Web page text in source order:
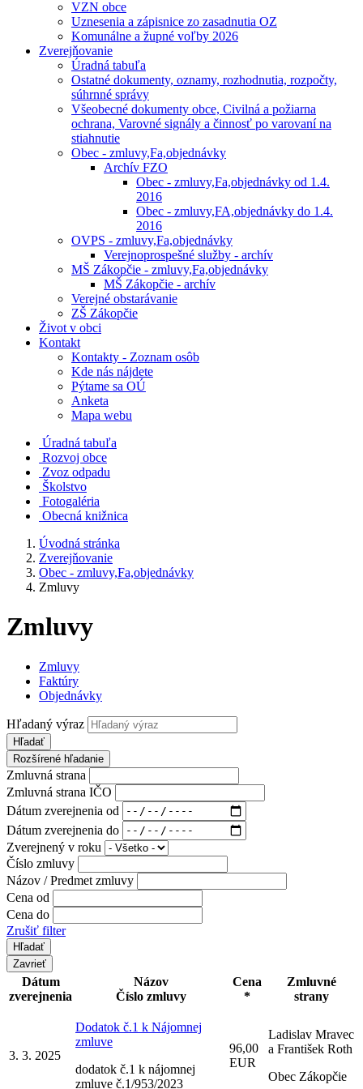
VZN obce
Uznesenia a zápisnice zo zasadnutia OZ
Komunálne a župné voľby 2026
Zverejňovanie
Úradná tabuľa
Ostatné dokumenty, oznamy, rozhodnutia, rozpočty,
súhrnné správy
Všeobecné dokumenty obce, Civilná a požiarna
ochrana, Varovné signály a činnosť po varovaní na
stiahnutie
Obec - zmluvy,Fa,objednávky
Archív FZO
Obec - zmluvy,Fa,objednávky od 1.4.
2016
Obec - zmluvy,FA,objednávky do 1.4.
2016
OVPS - zmluvy,Fa,objednávky
Verejnoprospešné služby - archív
MŠ Zákopčie - zmluvy,Fa,objednávky
MŠ Zákopčie - archív
Verejné obstarávanie
ZŠ Zákopčie
Život v obci
Kontakt
Kontakty - Zoznam osôb
Kde nás nájdete
Pýtame sa OÚ
Anketa
Mapa webu
Úradná tabuľa
Rozvoj obce
Zvoz odpadu
Školstvo
Fotogaléria
Obecná knižnica
Úvodná stránka
Zverejňovanie
Obec - zmluvy,Fa,objednávky
Zmluvy
Zmluvy
Zmluvy
Faktúry
Objednávky
Hľadaný výraz
Hľadať
Rozšírené hľadanie
Zmluvná strana
Zmluvná strana IČO
Dátum zverejnenia od
Dátum zverejnenia do
Zverejnený v roku
Číslo zmluvy
Názov / Predmet zmluvy
Cena od
Cena do
Zrušiť filter
Zavrieť
Dátum
zverejnenia
Názov
Číslo zmluvy
Cena
*
Zmluvné
strany
3. 3. 2025
Dodatok č.1 k Nájomnej
zmluve
dodatok č.1 k nájomnej
zmluve č.1/953/2023
96,00
EUR
Ladislav Mravec
a František Roth
Obec Zákopčie